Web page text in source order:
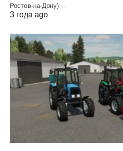
Ростов-на-Дону)…
3 года ago